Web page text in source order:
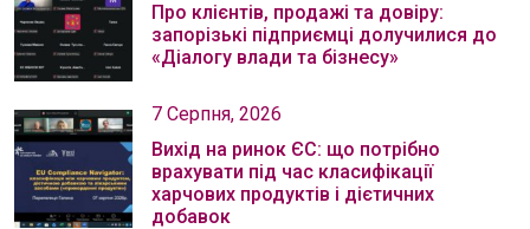
Про клієнтів, продажі та довіру:
запорізькі підприємці долучилися до
«Діалогу влади та бізнесу»
7 Серпня, 2026
Вихід на ринок ЄС: що потрібно
врахувати під час класифікації
харчових продуктів і дієтичних
добавок